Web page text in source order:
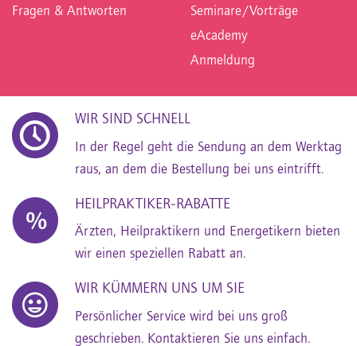
Fragen & Antworten
Seminare/Vorträge
eAcademy
Anmeldung
WIR SIND SCHNELL
In der Regel geht die Sendung an dem Werktag
raus, an dem die Bestellung bei uns eintrifft.
HEILPRAKTIKER-RABATTE
Ärzten, Heilpraktikern und Energetikern bieten
wir einen speziellen Rabatt an.
WIR KÜMMERN UNS UM SIE
Persönlicher Service wird bei uns groß
geschrieben. Kontaktieren Sie uns einfach.